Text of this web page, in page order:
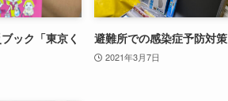
ック「東京く
避難所での感染症予防対策
2021年3月7日